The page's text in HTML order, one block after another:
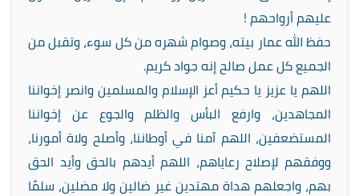
عليهم أرواحهم !
حفظ الله عمار بيته، وصوام شهره من كل سوء، وتقبل من
الجميع كل عمل صالح إنه جواد كريم.
اللهم يا عزيز يا حكيم أعز الإسلام والمسلمين وانصر إخواننا
المجاهدين، وارفع البأس والظلم والجوع عن إخواننا
المستضعفين، اللهم آمنا في أوطاننا، وأصلح ولاة أمورنا،
ووفقهم لإصلاح رعاياهم، اللهم أيدهم بالحق وأيد الحق
بهم، واجعلهم هداة مهتدين غير ضالين ولا مضلين، سلمًا